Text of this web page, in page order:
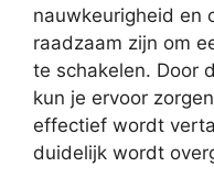
nauwkeurigheid en
raadzaam zijn om
te schakelen. Door
kun je ervoor
effectief wordt
duidelijk wordt